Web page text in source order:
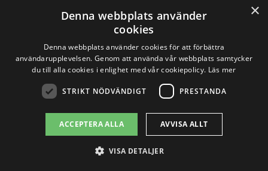
Att renovera badrum i Lekeryd kan
kännas som en stor uppgift, men med rätt
hjälp kan processen bli mycket smidigare.
På renovera-badrum-pris.se är vi här för
hantverkare som kan hjälpa dig med din
badrumsrenovering. Det är viktigt att
×
Denna webbplats använder
cookies
Denna webbplats använder cookies för att förbättra
användarupplevelsen. Genom att använda vår webbplats samtycker
du till alla cookies i enlighet med vår cookiepolicy. Läs mer
STRIKT NÖDVÄNDIGT PRESTANDA
ACCEPTERA ALLA AVVISA ALLT
VISA DETALJER